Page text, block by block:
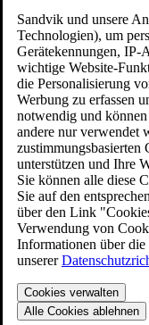
Sandvik und unsere
Technologien), um
Gerätekennungen, IP-
wichtige Website-
die Personalisierung
Werbung zu erfassen
notwendig und
andere nur verwendet
zustimmungsbasierten
unterstützen und Ihre
Sie können alle diese
Sie auf den
über den Link
Verwendung von
Informationen über
unserer
Cookies verwalten
Alle Cookies ablehnen